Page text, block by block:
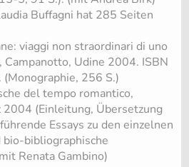
Buffagni hat 285 Seiten
viaggi non straordinari di uno
Campanotto, Udine 2004. ISBN
256 S.)
del tempo romantico,
(Einleitung, Übersetzung
Essays zu den einzelnen
bibliographische
Renata Gambino)